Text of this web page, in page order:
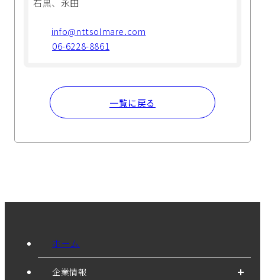
石黒、永田
info@nttsolmare.com
06-6228-8861
一覧に戻る
ホーム
企業情報